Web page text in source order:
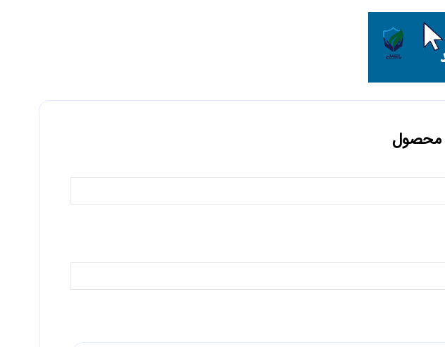
محصول